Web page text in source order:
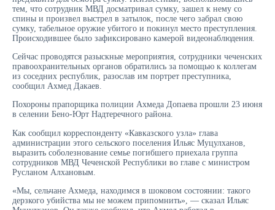
тем, что сотрудник МВД досматривал сумку, зашел к нему со
спины и произвел выстрел в затылок, после чего забрал свою
сумку, табельное оружие убитого и покинул место преступления.
Происходившее было зафиксировано камерой видеонаблюдения.
Сейчас проводятся разыскные мероприятия, сотрудники чеченских
правоохранительных органов обратились за помощью к коллегам
из соседних республик, разослав им портрет преступника,
сообщил Ахмед Дакаев.
Похороны прапорщика полиции Ахмеда Допаева прошли 23 июня
в селении Бено-Юрт Надтеречного района.
Как сообщил корреспонденту «Кавказского узла» глава
администрации этого сельского поселения Ильяс Муцулханов,
выразить соболезнование семье погибшего приехала группа
сотрудников МВД Чеченской Республики во главе с министром
Русланом Алхановым.
«Мы, сельчане Ахмеда, находимся в шоковом состоянии: такого
дерзкого убийства мы не можем припомнить», — сказал Ильяс